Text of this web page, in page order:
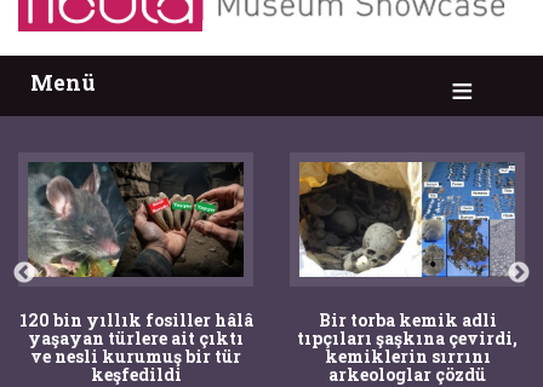
Menü
120 bin yıllık fosiller hâlâ
yaşayan türlere ait çıktı
ve nesli kurumuş bir tür
keşfedildi
Bir torba kemik adli
tıpçıları şaşkına çevirdi,
kemiklerin sırrını
arkeologlar çözdü